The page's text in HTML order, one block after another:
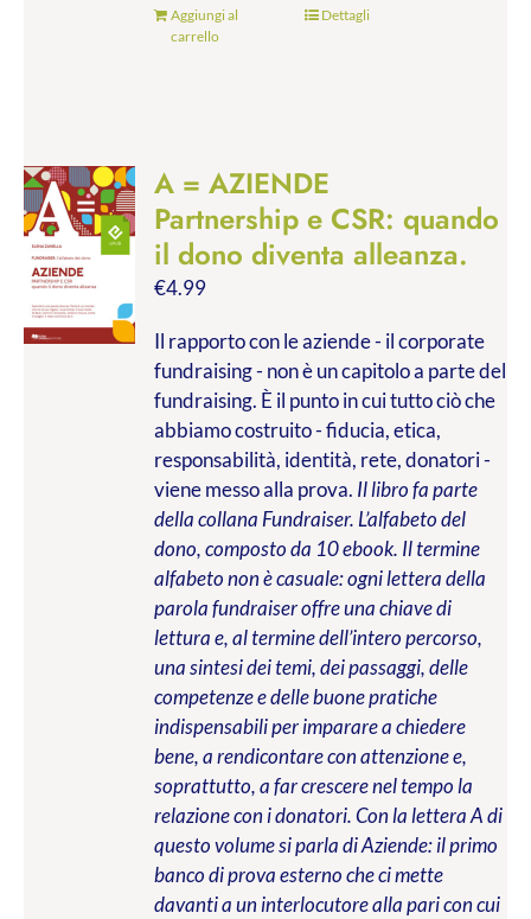
Aggiungi al
carrello
Dettagli
A = AZIENDE
Partnership e CSR: quando
il dono diventa alleanza.
€4.99
Il rapporto con le aziende - il corporate
fundraising - non è un capitolo a parte del
fundraising. È il punto in cui tutto ciò che
abbiamo costruito - fiducia, etica,
responsabilità, identità, rete, donatori -
viene messo alla prova. Il libro fa parte
della collana Fundraiser. L’alfabeto del
dono, composto da 10 ebook. Il termine
alfabeto non è casuale: ogni lettera della
parola fundraiser offre una chiave di
lettura e, al termine dell’intero percorso,
una sintesi dei temi, dei passaggi, delle
competenze e delle buone pratiche
indispensabili per imparare a chiedere
bene, a rendicontare con attenzione e,
soprattutto, a far crescere nel tempo la
relazione con i donatori. Con la lettera A di
questo volume si parla di Aziende: il primo
banco di prova esterno che ci mette
davanti a un interlocutore alla pari con cui